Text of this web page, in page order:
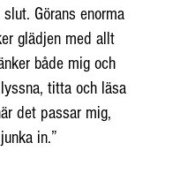
Görans enorma
glädjen med allt
både mig och
titta och läsa
det passar mig,
in.”